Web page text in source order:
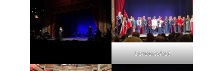
Screenshot